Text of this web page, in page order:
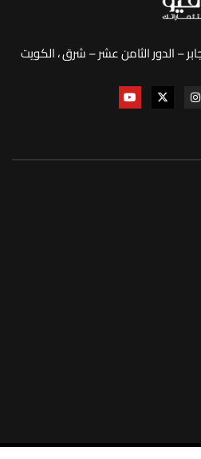
– الدور الثامن عشر – شرق ، الكويت